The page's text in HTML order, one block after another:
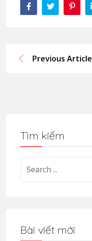
Previous Article
Tìm kiếm
Bài viết mới